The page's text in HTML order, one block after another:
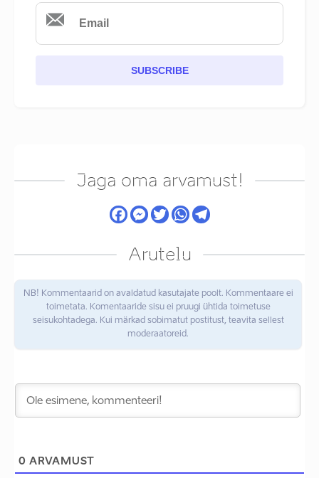
SUBSCRIBE
Jaga oma arvamust!
Arutelu
NB! Kommentaarid on avaldatud kasutajate poolt. Kommentaare ei
toimetata. Komentaaride sisu ei pruugi ühtida toimetuse
seisukohtadega. Kui märkad sobimatut postitust, teavita sellest
moderaatoreid.
0 ARVAMUST